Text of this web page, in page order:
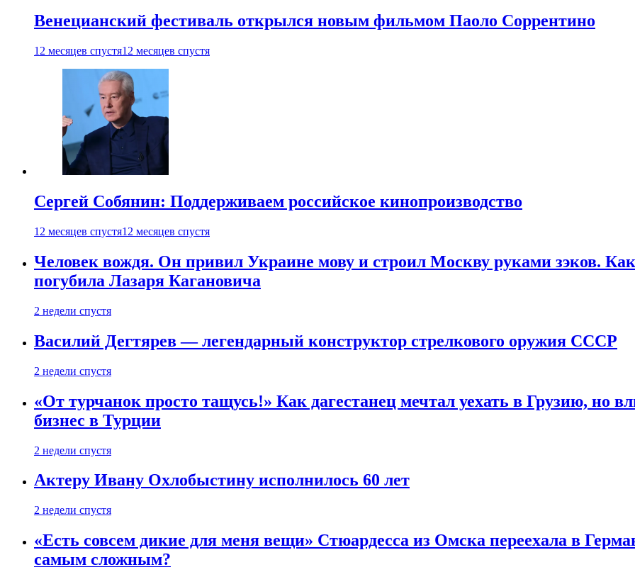
Венецианский фестиваль открылся новым фильмом Паоло Соррентино
12 месяцев спустя12 месяцев спустя
Сергей Собянин: Поддерживаем российское кинопроизводство
12 месяцев спустя12 месяцев спустя
Человек вождя. Он привил Украине мову и строил Москву руками зэков.
погубила Лазаря Кагановича
2 недели спустя
Василий Дегтярев — легендарный конструктор стрелкового оружия СССР
2 недели спустя
«От турчанок просто тащусь!» Как дагестанец мечтал уехать в Грузию, но
бизнес в Турции
2 недели спустя
Актеру Ивану Охлобыстину исполнилось 60 лет
2 недели спустя
«Есть совсем дикие для меня вещи» Стюардесса из Омска переехала в
самым сложным?